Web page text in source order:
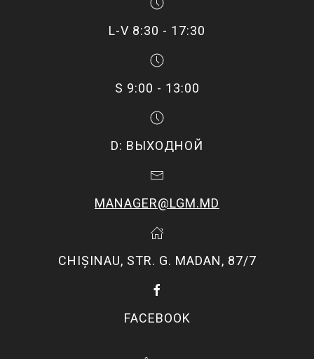
L-V 8:30 - 17:30
S 9:00 - 13:00
D: ВЫХОДНОЙ
MANAGER@LGM.MD
CHIŞINAU, STR. G. MADAN, 87/7
FACEBOOK